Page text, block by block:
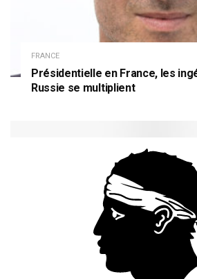
FRANCE
Présidentielle en France, les
Russie se multiplient